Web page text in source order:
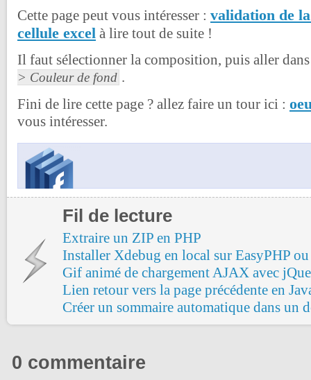
Cette page peut vous intéresser : validation de
cellule excel à lire tout de suite !
Il faut sélectionner la composition, puis aller
> Couleur de fond .
Fini de lire cette page ? allez faire un tour ici :
vous intéresser.
Fil de lecture
Extraire un ZIP en PHP
Installer Xdebug en local sur EasyPHP
Gif animé de chargement AJAX avec
Lien retour vers la page précédente en
Créer un sommaire automatique dans un
0 commentaire